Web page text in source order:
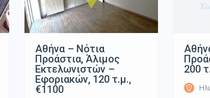
Αθήνα – Νότια
Προάστια, Άλιμος
Εκτελωνιστών –
Εφοριακών, 120 τ.μ.,
€1100
200